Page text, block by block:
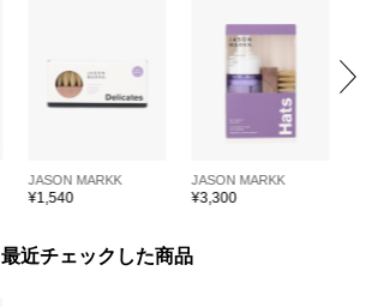
JASON MARKK
¥1,540
JASON MARKK
¥3,300
最近チェックした商品